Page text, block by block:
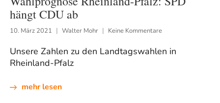
hängt CDU ab
10. März 2021 Walter Mohr Keine Kommentare
Unsere Zahlen zu den Landtagswahlen in
Rheinland-Pfalz
mehr lesen